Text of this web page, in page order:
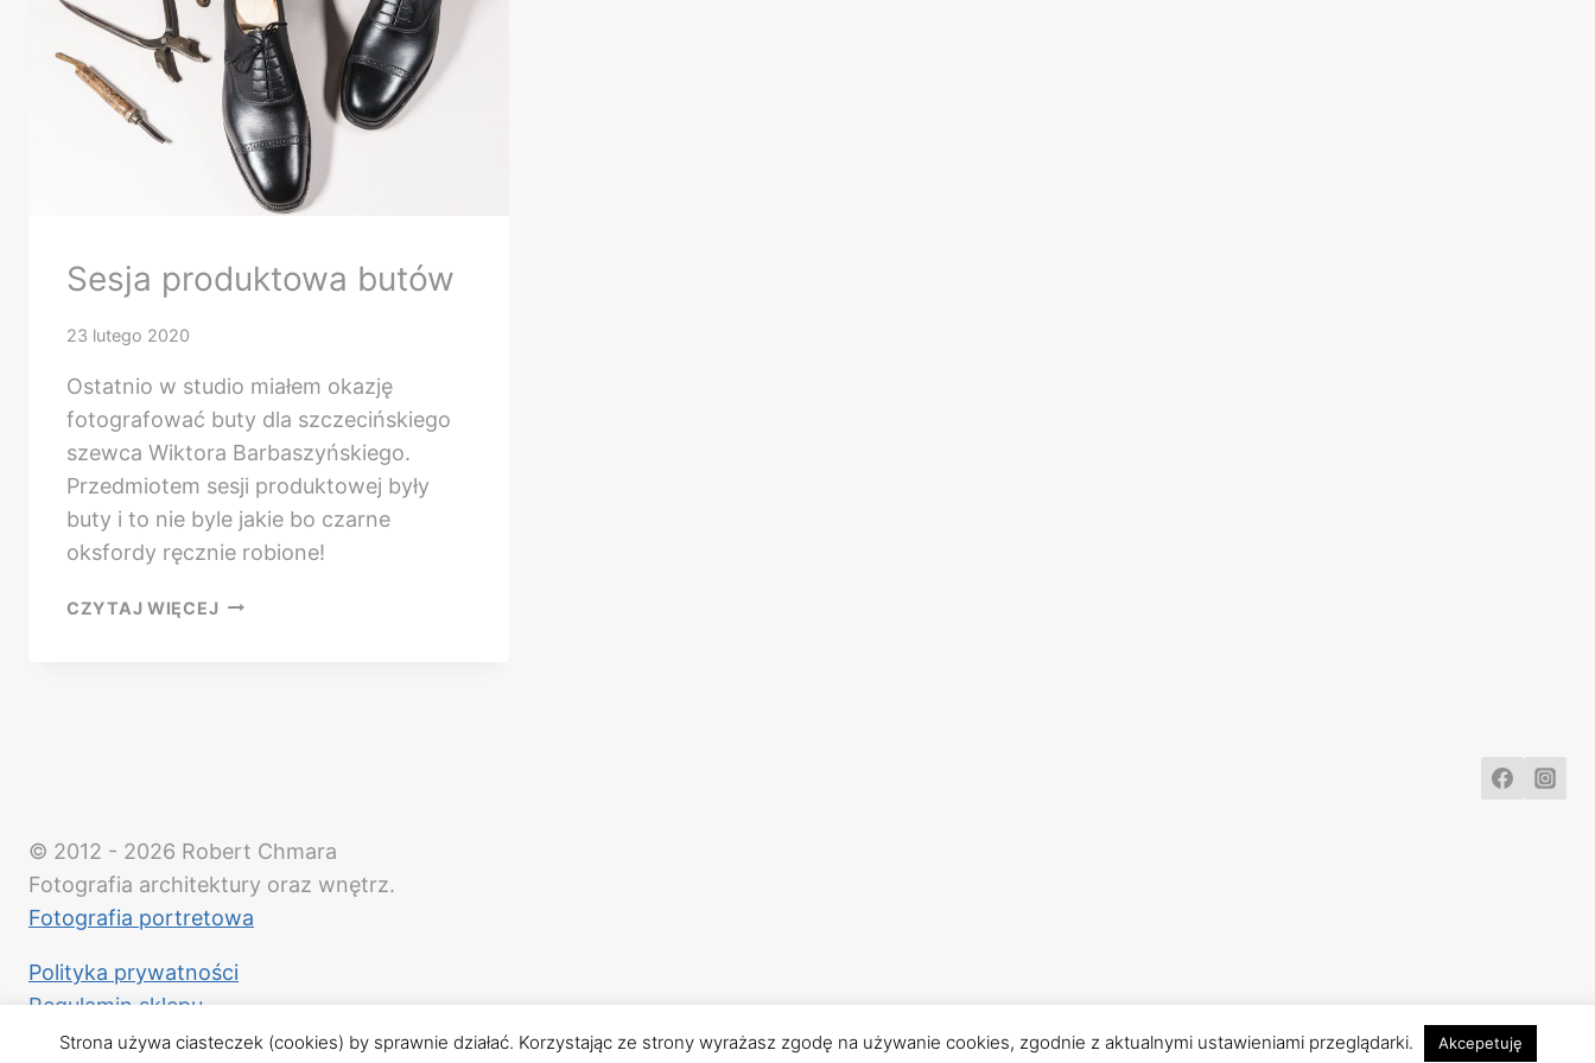
Sesja produktowa butów
23 lutego 2020
Ostatnio w studio miałem okazję
fotografować buty dla szczecińskiego
szewca Wiktora Barbaszyńskiego.
Przedmiotem sesji produktowej były
buty i to nie byle jakie bo czarne
oksfordy ręcznie robione!
CZYTAJ WIĘCEJSESJA
© 2012 - 2026 Robert Chmara
Fotografia architektury oraz wnętrz.
Fotografia portretowa
Polityka prywatności
Regulamin sklepu
Strona używa ciasteczek (cookies) by sprawnie działać. Korzystając ze strony wyrażasz zgodę na używanie cookies, zgodnie z aktualnymi ustawieniami przeglądarki. Akcepetuję